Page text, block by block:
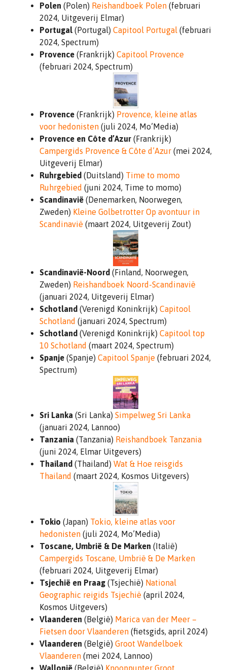
Polen (Polen) Reishandboek Polen (februari
2024, Uitgeverij Elmar)
Portugal (Portugal) Capitool Portugal (februari
2024, Spectrum)
Provence (Frankrijk) Capitool Provence
(februari 2024, Spectrum)
Provence (Frankrijk) Provence, kleine atlas
voor hedonisten (juli 2024, Mo’Media)
Provence en Côte d’Azur (Frankrijk)
Campergids Provence & Côte d’Azur (mei 2024,
Uitgeverij Elmar)
Ruhrgebied (Duitsland) Time to momo
Ruhrgebied (juni 2024, Time to momo)
Scandinavië (Denemarken, Noorwegen,
Zweden) Kleine Golbetrotter Op avontuur in
Scandinavië (maart 2024, Uitgeverij Zout)
Scandinavië-Noord (Finland, Noorwegen,
Zweden) Reishandboek Noord-Scandinavië
(januari 2024, Uitgeverij Elmar)
Schotland (Verenigd Koninkrijk) Capitool
Schotland (januari 2024, Spectrum)
Schotland (Verenigd Koninkrijk) Capitool top
10 Schotland (maart 2024, Spectrum)
Spanje (Spanje) Capitool Spanje (februari 2024,
Spectrum)
Sri Lanka (Sri Lanka) Simpelweg Sri Lanka
(januari 2024, Lannoo)
Tanzania (Tanzania) Reishandboek Tanzania
(juni 2024, Elmar Uitgevers)
Thailand (Thailand) Wat & Hoe reisgids
Thailand (maart 2024, Kosmos Uitgevers)
Tokio (Japan) Tokio, kleine atlas voor
hedonisten (juli 2024, Mo’Media)
Toscane, Umbrië & De Marken (Italië)
Campergids Toscane, Umbrië & De Marken
(februari 2024, Uitgeverij Elmar)
Tsjechië en Praag (Tsjechië) National
Geographic reigids Tsjechië (april 2024,
Kosmos Uitgevers)
Vlaanderen (België) Marica van der Meer –
Fietsen door Vlaanderen (fietsgids, april 2024)
Vlaanderen (België) Groot Wandelboek
Vlaanderen (mei 2024, Lannoo)
Wallonië (België) Knooppunter Groot